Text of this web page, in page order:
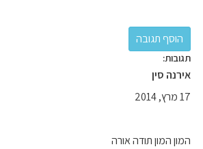
תגובות:
אירנה סין
17 מרץ, 2014
המון המון תודה אורה